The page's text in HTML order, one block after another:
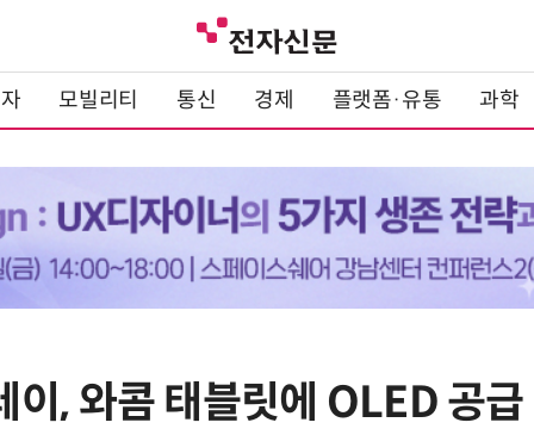
모빌리티 통신 경제 플랫폼·유통 과학
이, 와콤 태블릿에 OLED 공급